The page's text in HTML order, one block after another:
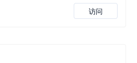
访问